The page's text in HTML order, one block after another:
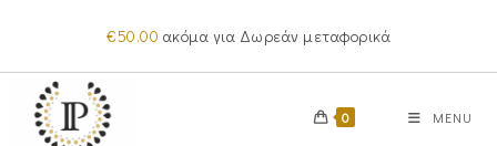
content
€50.00 ακόμα για Δωρεάν μεταφορικά
0 MENU